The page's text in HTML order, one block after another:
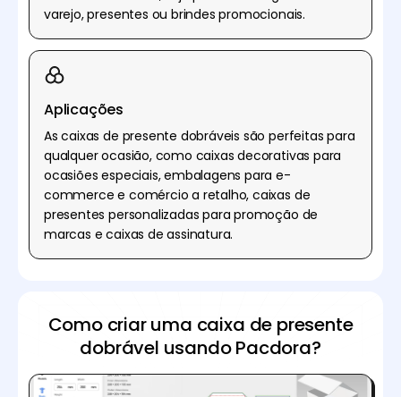
varejo, presentes ou brindes promocionais.
Aplicações
As caixas de presente dobráveis são perfeitas para
qualquer ocasião, como caixas decorativas para
ocasiões especiais, embalagens para e-
commerce e comércio a retalho, caixas de
presentes personalizadas para promoção de
marcas e caixas de assinatura.
Como criar uma caixa de presente
dobrável usando Pacdora?